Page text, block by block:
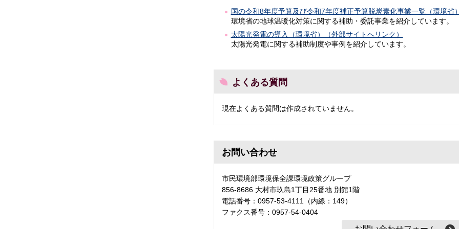
国の令和8年度予算及び令和7年度補正予算脱炭素化事業一覧（環境省
環境省の地球温暖化対策に関する補助・委託事業を紹介しています。
太陽光発電の導入（環境省）（外部サイトへリンク）
太陽光発電に関する補助制度や事例を紹介しています。
よくある質問
現在よくある質問は作成されていません。
お問い合わせ
市民環境部環境保全課環境政策グループ
856-8686 大村市玖島1丁目25番地 別館1階
電話番号：0957-53-4111（内線：149）
ファクス番号：0957-54-0404